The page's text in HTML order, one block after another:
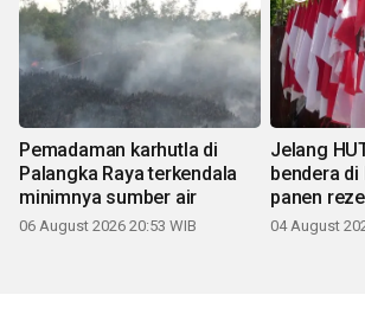
Pemadaman karhutla di
Palangka Raya terkendala
minimnya sumber air
06 August 2026 20:53 WIB
Jelang
bendera di
panen
04 August